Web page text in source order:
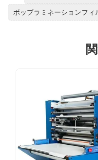
ボップラミネーションフィ